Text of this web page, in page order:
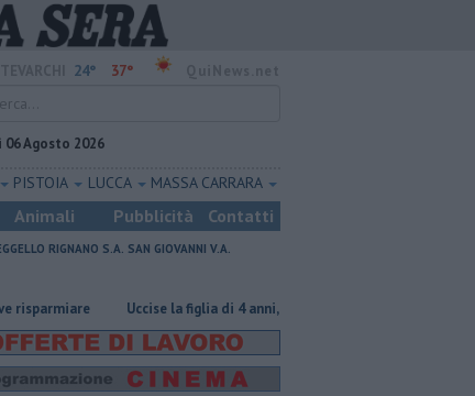
24° 37°
06 Agosto 2026
PISTOIA LUCCA MASSA CARRARA
Animali Pubblicità Contatti
RIGNANO S.A. SAN GIOVANNI V.A.
Uccise la figlia di 4 anni, è scomparso